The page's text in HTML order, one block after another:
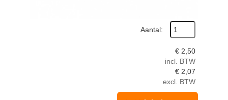
Aantal:
€ 2,50
incl. BTW
€ 2,07
excl. BTW